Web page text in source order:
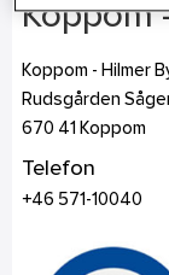
Koppom
Koppom - Hilmer
Rudsgården
670 41 Koppom
Telefon
+46 571-10040